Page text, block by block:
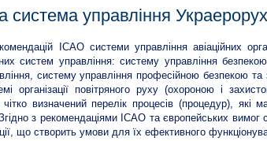
система управління
ІСАО системи управління авіаційних
систем управління: систему управління
систему управління професійною безпекою
організації повітряного руху (охороною і
визначений перелік процесів (процедур),
з рекомендаціями ІСАО та європейських вимог
що створить умови для їх ефективного